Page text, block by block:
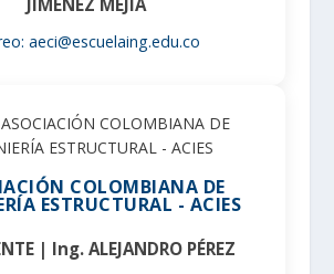
JIMÉNEZ MEJÍA
aeci@escuelaing.edu.co
COLOMBIANA DE
ESTRUCTURAL - ACIES
| Ing. ALEJANDRO PÉREZ